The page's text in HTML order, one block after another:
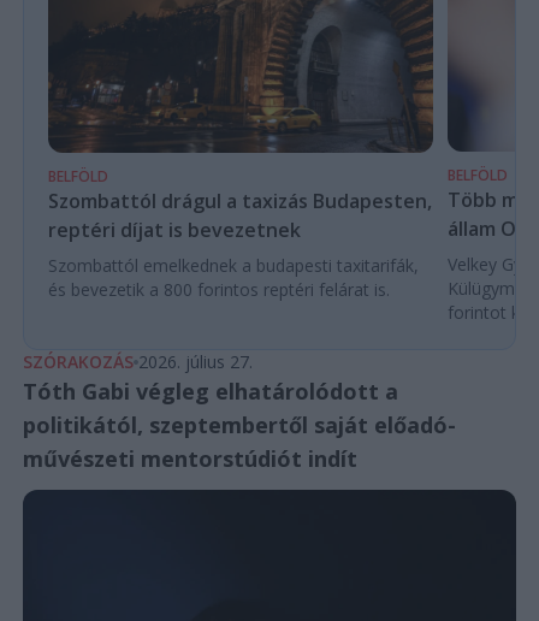
BELFÖLD
Szombattól drágul a taxizás Budapesten,
reptéri díjat is bevezetnek
Szombattól emelkednek a budapesti taxitarifák,
és bevezetik a 800 forintos reptéri felárat is.
BELFÖLD
Több
állam
Velkey
forintot
SZÓRAKOZÁS 2026. július 27.
Tóth Gabi végleg elhatárolódott a
politikától, szeptembertől saját előadó-
művészeti mentorstúdiót indít